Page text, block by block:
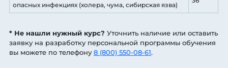
опасных инфекциях (холера, чума, сибирская язва)
* Не нашли нужный курс? Уточнить наличие или оставить
заявку на разработку персональной программы обучения
вы можете по телефону8 (800) 550-08-61.